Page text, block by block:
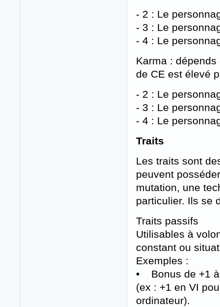
- 2 : Le
- 3 : Le
- 4 : Le
Karma :
de CE est élevé
- 2 : Le
- 3 : Le
- 4 : Le
Traits
Les traits sont
peuvent
mutation, une
particulier. Ils se
Traits passifs
Utilisables à
constant ou
Exemples :
• Bonus de +1 à
(ex : +1 en VI
ordinateur).